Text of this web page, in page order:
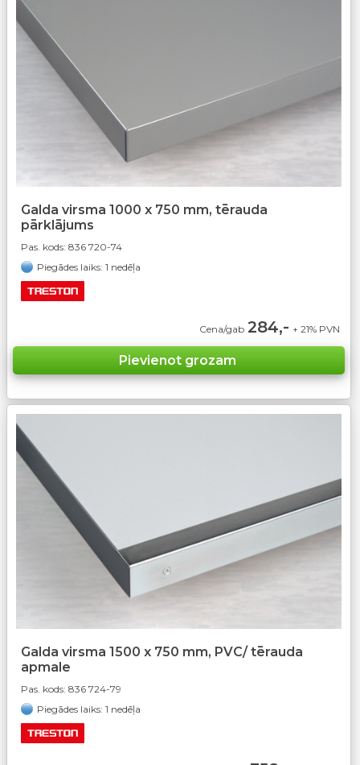
Galda virsma 1000 x 750 mm, tērauda
pārklājums
Pas. kods: 836 720-74
Piegādes laiks: 1 nedēļa
Cena/gab 284,- + 21% PVN
Galda virsma 1500 x 750 mm, PVC/ tērauda
apmale
Pas. kods: 836 724-79
Piegādes laiks: 1 nedēļa